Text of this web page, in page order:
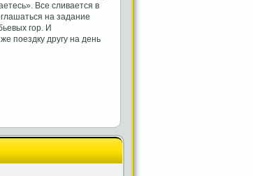
Все сливается в
на задание
гор. И
поездку другу на день